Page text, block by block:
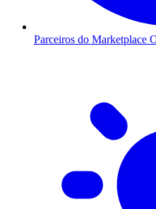
Parceiros do Marketplace